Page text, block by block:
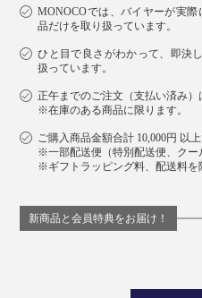
MONOCOでは、バイヤーが実
品だけを取り扱っています。
ひと目で良さがわかって、即決
扱っています。
正午までのご注文（支払い済み）
※在庫のある商品に限ります。
ご購入商品金額合計 10,000円 以
※一部配送便（特別配送便、クー
※ギフトラッピング料、配送料を
新商品と会員特典をお届け！